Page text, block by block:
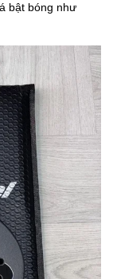
bật bóng như